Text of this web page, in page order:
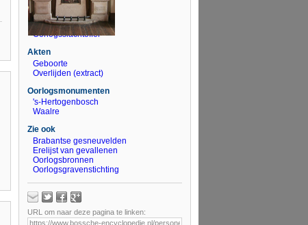
Genealogie
Levensloop
Literatuur
Oorlogsslachtoffer
Akten
Geboorte
Overlijden (extract)
Oorlogsmonumenten
's-Hertogenbosch
Waalre
Zie ook
Brabantse gesneuvelden
Erelijst van gevallenen
Oorlogsbronnen
Oorlogsgravenstichting
URL om naar deze pagina te linken: